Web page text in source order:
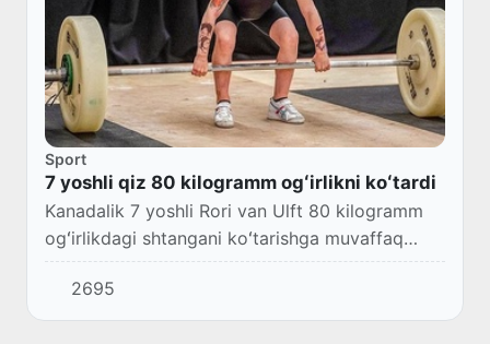
Sport
7 yoshli qiz 80 kilogramm ogʻirlikni koʻtardi
Kanadalik 7 yoshli Rori van Ulft 80 kilogramm
ogʻirlikdagi shtangani koʻtarishga muvaffaq
boʻldi, deya xabar berdi Daily Mail nashri.
2695